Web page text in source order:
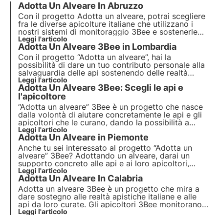
Adotta Un Alveare In Abruzzo
Con il progetto Adotta un alveare, potrai scegliere
fra le diverse apicolture italiane che utilizzano i
nostri sistemi di monitoraggio 3Bee e sostenerle
nella loro attività quotidiana. Scopriamo insieme le
realtà apistiche nella regione Abruzzo, terra dei
mieli introvabili.
Leggi l'articolo
Adotta Un Alveare 3Bee in Lombardia
Con il progetto “Adotta un alveare”, hai la
possibilità di dare un tuo contributo personale alla
salvaguardia delle api sostenendo delle realtà
apistiche italiane virtuose, come Borgo Il
Mezzanino. Questi apicoltori utilizzano i sistemi
3Bee per tenere sempre monitorati i loro alveari.
Leggi l'articolo
Adotta Un Alveare 3Bee: Scegli le api e
l'apicoltore
“Adotta un alveare” 3Bee è un progetto che nasce
dalla volontà di aiutare concretamente le api e gli
apicoltori che le curano, dando la possibilità a
chiunque di avvicinarsi al mondo di questi
incredibili impollinatori. Scopri come puoi
supportare gli apicoltori e adottare delle piccole
apine.
Leggi l'articolo
Adotta Un Alveare in Piemonte
Anche tu sei interessato al progetto “Adotta un
alveare” 3Bee? Adottando un alveare, darai un
supporto concreto alle api e ai loro apicoltori,
aiutando una realtà virtuosa italiana. Potrai
monitorare h24 la crescita e lo sviluppo
dell’alveare. Scopri le apicolture in Piemonte!
Leggi l'articolo
Adotta Un Alveare In Calabria
Adotta un alveare 3Bee è un progetto che mira a
dare sostegno alle realtà apistiche italiane e alle
api da loro curate. Gli apicoltori 3Bee monitorano
giorno per giorno i loro alveari grazie alla nostra
Leggi l'articolo